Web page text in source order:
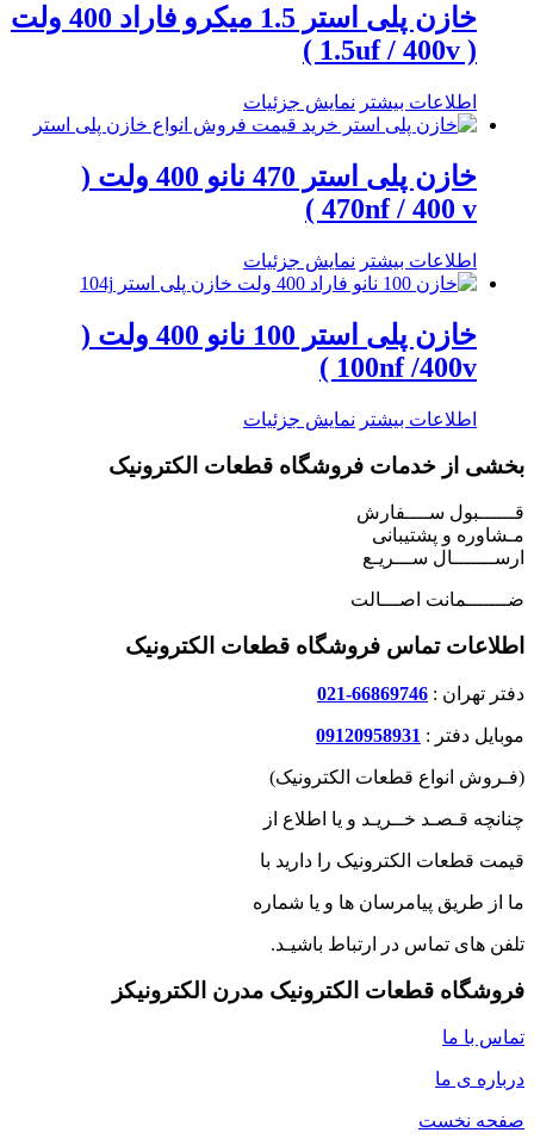
خازن پلی استر 1.5 میکرو فاراد 400 ولت
( 1.5uf / 400v )
اطلاعات بیشتر نمایش جزئیات
خازن پلی استر 470 نانو 400 ولت (
470nf / 400 v )
اطلاعات بیشتر نمایش جزئیات
خازن پلی استر 100 نانو 400 ولت (
100nf /400v )
اطلاعات بیشتر نمایش جزئیات
بخشی از خدمات فروشگاه قطعات الکترونیک
قــــــبول ســــفارش
مـشاوره و پشتیبانی
ارســـــــال ســـریـع
ضـــــــمانت اصـــالت
اطلاعات تماس فروشگاه قطعات الکترونیک
دفتر تهران : 66869746-021
موبایل دفتر : 09120958931
(فـروش انواع قطعات الکترونیک)
چنانچه قـصـد خــریـد و یا اطلاع از
قیمت قطعات الکترونیک را دارید با
ما از طریق پیامرسان ها و یا شماره
تلفن های تماس در ارتباط باشیـد.
فروشگاه قطعات الکترونیک مدرن الکترونیکز
تماس با ما
درباره ی ما
صفحه نخست